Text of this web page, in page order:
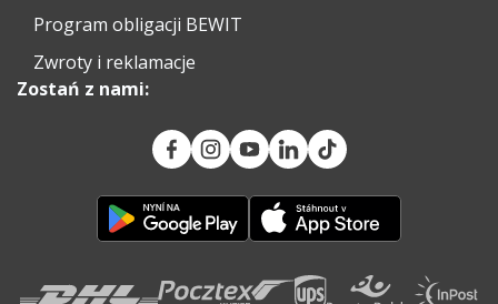
Program obligacji BEWIT
Zwroty i reklamacje
Zostań z nami: